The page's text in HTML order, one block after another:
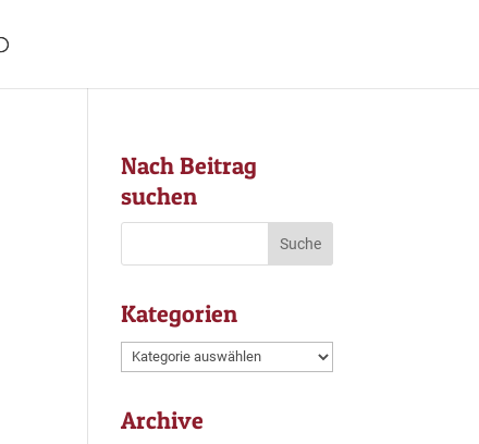
Nach Beitrag
suchen
Kategorien
Kategorien
Archive